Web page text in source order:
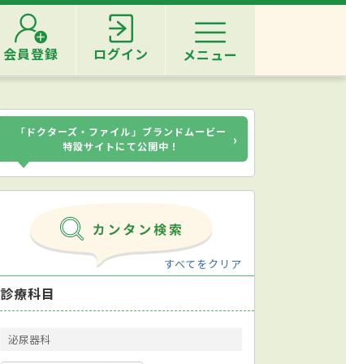
会員登録 ログイン メニュー
「ドクターズ・ファイル」ブランドムービー
特設サイトにて公開中！
›
すべてをクリア
診療科目
泌尿器科